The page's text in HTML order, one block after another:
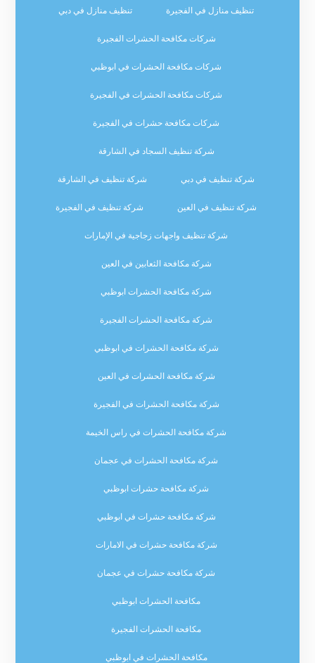
تنظيف منازل في الفجيرة تنظيف منازل في دبي
شركات مكافحة الحشرات الفجيرة
شركات مكافحة الحشرات في ابوظبي
شركات مكافحة الحشرات في الفجيرة
شركات مكافحة حشرات في الفجيرة
شركة تنظيف السجاد في الشارقة
شركة تنظيف في دبي شركة تنظيف في الشارقة
شركة تنظيف في العين شركة تنظيف في الفجيرة
شركة تنظيف واجهات زجاجية في الإمارات
شركة مكافحة الثعابين في العين
شركة مكافحة الحشرات ابوظبي
شركة مكافحة الحشرات الفجيرة
شركة مكافحة الحشرات في ابوظبي
شركة مكافحة الحشرات في العين
شركة مكافحة الحشرات في الفجيرة
شركة مكافحة الحشرات في راس الخيمة
شركة مكافحة الحشرات في عجمان
شركة مكافحة حشرات ابوظبي
شركة مكافحة حشرات في ابوظبي
شركة مكافحة حشرات في الامارات
شركة مكافحة حشرات في عجمان
مكافحة الحشرات ابوظبي
مكافحة الحشرات الفجيرة
مكافحة الحشرات في ابوظبي